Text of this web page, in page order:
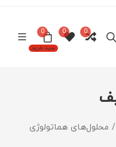
0
0
سبد خرید
0
محلول‌های هماتولوژی